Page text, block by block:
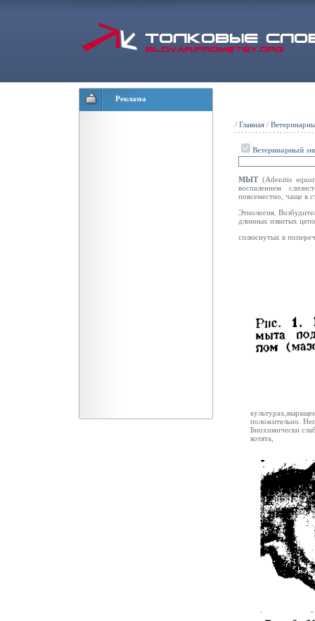
Реклама
/ Главная /
Ветеринарный
МЫТ(Adenitis
воспалением
повсеместно, чаще в
Этиология.
длинных извитых
сплюснутых в
положительно.
Биохимически
котята,